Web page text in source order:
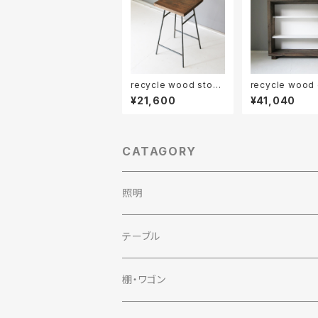
recycle wood stool
3
¥21,600
recycle wood
oard
¥41,040
CATAGORY
照明
テーブル
棚・ワゴン